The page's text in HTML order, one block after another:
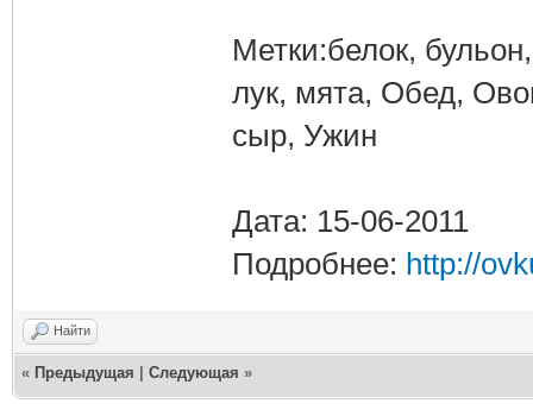
Метки:белок,
лук, мята, Обед,
сыр, Ужин
Дата: 15-06-2011
Подробнее: http://
Найти
« Предыдущая Следующая »